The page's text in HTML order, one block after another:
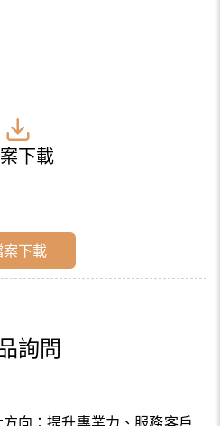
下載
案下載
詢問
向：提升專業力、服務客戶